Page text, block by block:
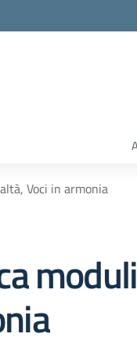
Voci in armonia